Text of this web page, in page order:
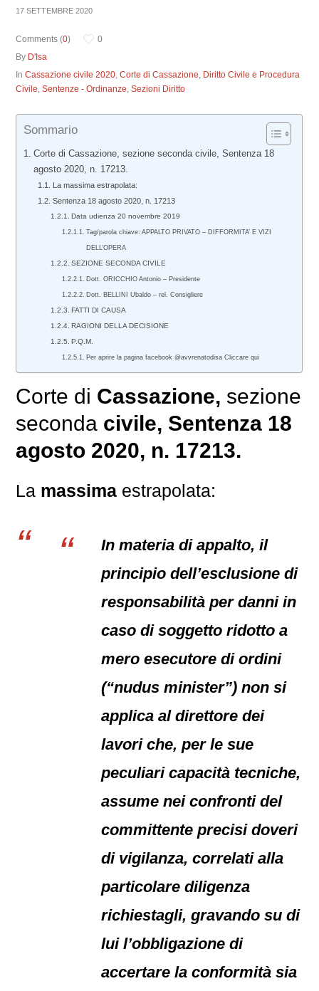
17 SETTEMBRE 2020
Comments (0)
0
By D'Isa
InCassazione civile 2020,Corte di Cassazione, Diritto Civile e Procedura
Civile,Sentenze - Ordinanze,Sezioni Diritto
Sommario
Corte di Cassazione, sezione seconda civile, Sentenza 18
agosto 2020, n. 17213.
La massima estrapolata:
Sentenza 18 agosto 2020, n. 17213
Data udienza 20 novembre 2019
Tag/parola chiave: APPALTO PRIVATO – DIFFORMITA’ E VIZI
DELL’OPERA
SEZIONE SECONDA CIVILE
Dott. ORICCHIO Antonio – Presidente
Dott. BELLINI Ubaldo – rel. Consigliere
FATTI DI CAUSA
RAGIONI DELLA DECISIONE
P.Q.M.
Per aprire la pagina facebook @avvrenatodisa Cliccare qui
Corte di Cassazione, sezione
seconda civile, Sentenza 18
agosto 2020, n. 17213.
La massima estrapolata:
In materia di appalto, il
principio dell’esclusione di
responsabilità per danni in
caso di soggetto ridotto a
mero esecutore di ordini
(“nudus minister”) non si
applica al direttore dei
lavori che, per le sue
peculiari capacità tecniche,
assume nei confronti del
committente precisi doveri
di vigilanza, correlati alla
particolare diligenza
richiestagli, gravando su di
lui l’obbligazione di
accertare la conformità sia